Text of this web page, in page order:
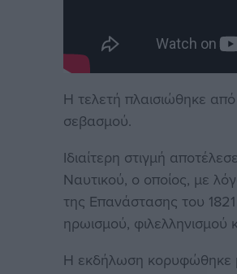
Η τελετή πλαισιώθηκε
σεβασμού.
Ιδιαίτερη στιγμή
Ναυτικού, ο οποίος, με
της Επανάστασης του
ηρωισμού, φιλελληνισμού
Η εκδήλωση κορυφώθηκε